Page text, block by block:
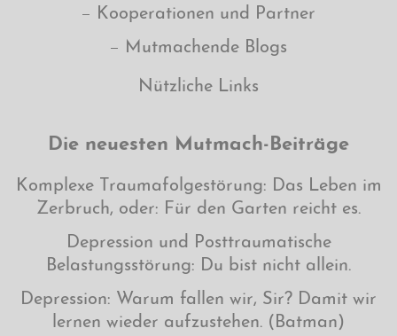
Kooperationen und Partner
Mutmachende Blogs
Nützliche Links
Die neuesten Mutmach-Beiträge
Komplexe Traumafolgestörung: Das Leben im
Zerbruch, oder: Für den Garten reicht es.
Depression und Posttraumatische
Belastungsstörung: Du bist nicht allein.
Depression: Warum fallen wir, Sir? Damit wir
lernen wieder aufzustehen. (Batman)